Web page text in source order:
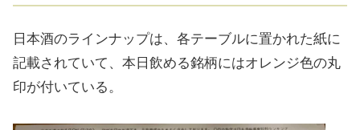
日本酒のラインナップは、各テーブルに置かれた紙に
記載されていて、本日飲める銘柄にはオレンジ色の丸
印が付いている。